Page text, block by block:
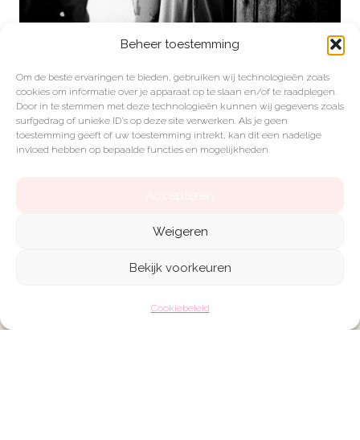
Beheer toestemming
Om de beste ervaringen te bieden, gebruiken wij technologieën zoals
cookies om informatie over je apparaat op te slaan en/of te raadplegen.
Door in te stemmen met deze technologieën kunnen wij gegevens zoals
surfgedrag of unieke ID's op deze site verwerken. Als je geen
toestemming geeft of uw toestemming intrekt, kan dit een nadelige
invloed hebben op bepaalde functies en mogelijkheden.
Weigeren
Bekijk voorkeuren
Cookiebeleid
Als groot fan van de gezonde keuken help ik
je de slowcooker optimaal te benutten. Ik
woon een groot deel van het jaar in Frankrijk
maakt voor jouw keuken.